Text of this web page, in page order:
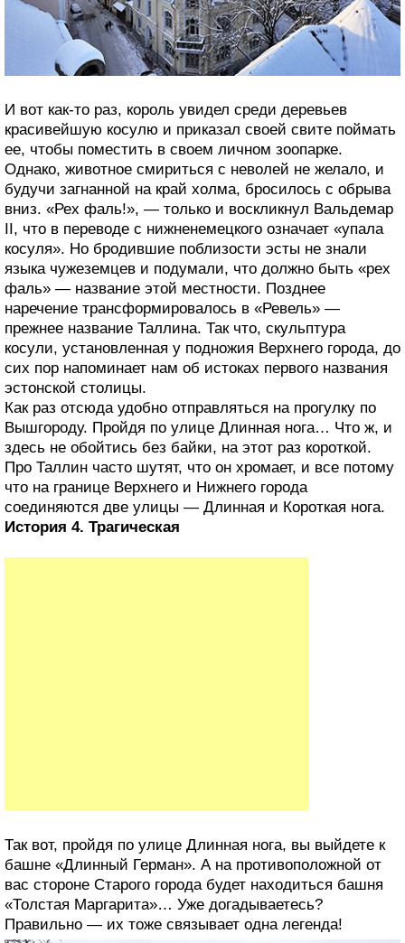
И вот как-то раз, король увидел среди деревьев
красивейшую косулю и приказал своей свите поймать
ее, чтобы поместить в своем личном зоопарке.
Однако, животное смириться с неволей не желало, и
будучи загнанной на край холма, бросилось с обрыва
вниз. «Рех фаль!», — только и воскликнул Вальдемар
II, что в переводе с нижненемецкого означает «упала
косуля». Но бродившие поблизости эсты не знали
языка чужеземцев и подумали, что должно быть «рех
фаль» — название этой местности. Позднее
наречение трансформировалось в «Ревель» —
прежнее название Таллина. Так что, скульптура
косули, установленная у подножия Верхнего города, до
сих пор напоминает нам об истоках первого названия
эстонской столицы.
Как раз отсюда удобно отправляться на прогулку по
Вышгороду. Пройдя по улице Длинная нога… Что ж, и
здесь не обойтись без байки, на этот раз короткой.
Про Таллин часто шутят, что он хромает, и все потому
что на границе Верхнего и Нижнего города
соединяются две улицы — Длинная и Короткая нога.
История 4. Трагическая
Так вот, пройдя по улице Длинная нога, вы выйдете к
башне «Длинный Герман». А на противоположной от
вас стороне Старого города будет находиться башня
«Толстая Маргарита»… Уже догадываетесь?
Правильно — их тоже связывает одна легенда!